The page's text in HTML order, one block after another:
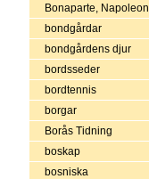
Bonaparte, Napoleon
bondgårdar
bondgårdens djur
bordsseder
bordtennis
borgar
Borås Tidning
boskap
bosniska